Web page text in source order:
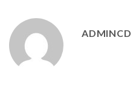
ADMINCD